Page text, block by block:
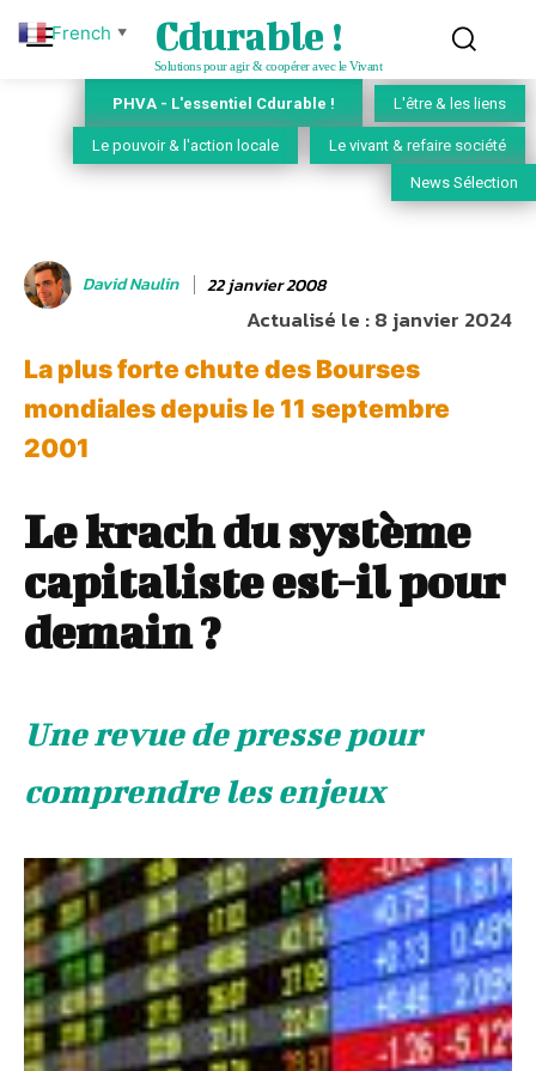
Cdurable !
Solutions pour agir & coopérer avec le Vivant
PHVA - L'essentiel Cdurable ! L'être & les liens
Le pouvoir & l'action locale Le vivant & refaire société
News Sélection
David Naulin 22 janvier 2008
Actualisé le :8 janvier 2024
La plus forte chute des Bourses
mondiales depuis le 11 septembre
2001
Le krach du système
capitaliste est-il pour
demain ?
Une revue de presse pour
comprendre les enjeux
French ▼